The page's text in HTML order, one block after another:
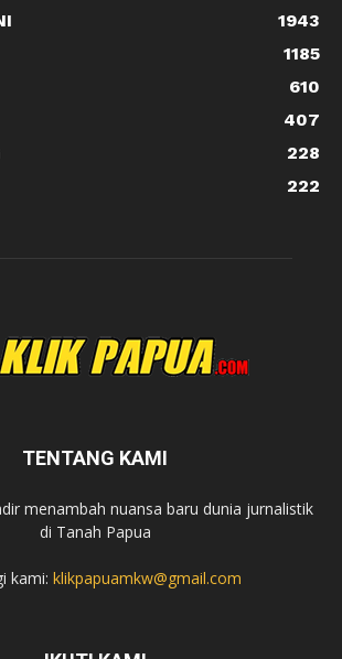
1943
1185
610
407
228
222
TENTANG KAMI
menambah nuansa baru dunia jurnalistik
di Tanah Papua
kami: klikpapuamkw@gmail.com